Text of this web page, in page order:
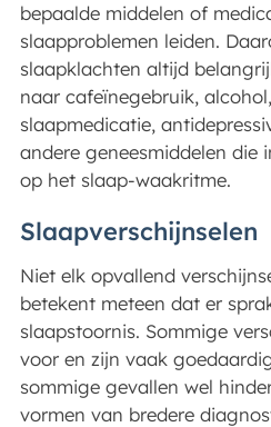
bepaalde middelen of
slaapproblemen leiden.
slaapklachten altijd
naar cafeïnegebruik,
slaapmedicatie,
andere geneesmiddelen die
op het slaap-waakritme.
Slaapverschijnselen
Niet elk opvallend
betekent meteen dat er
slaapstoornis. Sommige
voor en zijn vaak
sommige gevallen wel
vormen van bredere